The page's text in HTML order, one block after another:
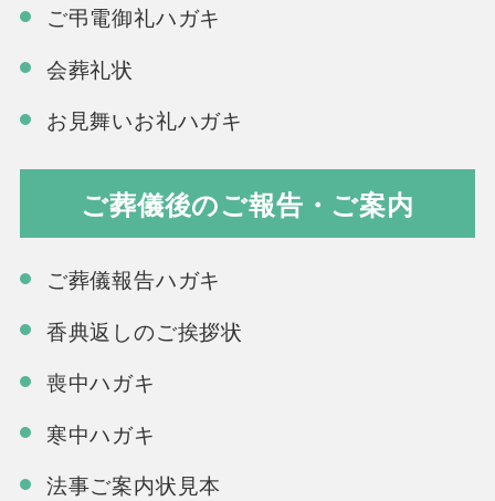
ご弔電御礼ハガキ
会葬礼状
お見舞いお礼ハガキ
ご葬儀後のご報告・ご案内
ご葬儀報告ハガキ
香典返しのご挨拶状
喪中ハガキ
寒中ハガキ
法事ご案内状見本